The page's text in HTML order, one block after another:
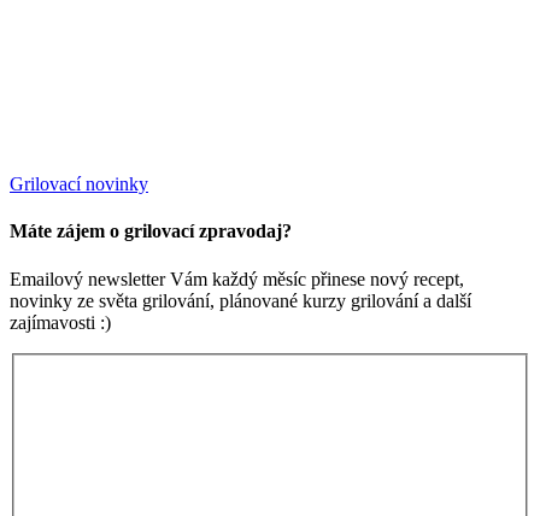
Grilovací novinky
Máte zájem o grilovací zpravodaj?
Emailový newsletter Vám každý měsíc přinese nový recept,
novinky ze světa grilování, plánované kurzy grilování a další
zajímavosti :)